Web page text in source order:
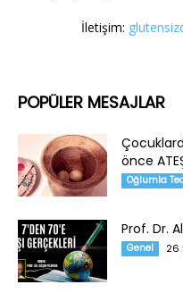
İletişim:
POPÜLER MESAJLAR
önce
Oğlumla
Prof. Dr.
Genel 26